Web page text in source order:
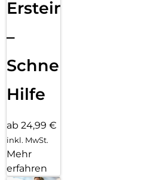
Ersteinrichtung
–
Schnelle
Hilfe
ab 24,99 €
inkl. MwSt.
Mehr
erfahren